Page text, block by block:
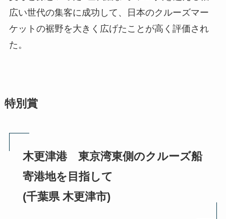
広い世代の集客に成功して、日本のクルーズマー
ケットの裾野を大きく広げたことが高く評価され
た。
特別賞
木更津港 東京湾東側のクルーズ船
寄港地を目指して
(千葉県 木更津市)